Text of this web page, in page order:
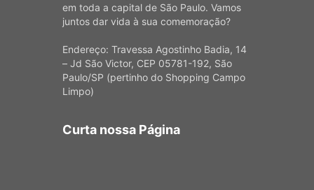
em toda a capital de São Paulo. Vamos
juntos dar vida à sua comemoração?
Endereço: Travessa Agostinho Badia, 14
– Jd São Victor, CEP 05781-192, São
Paulo/SP (pertinho do Shopping Campo
Limpo)
Curta nossa Página